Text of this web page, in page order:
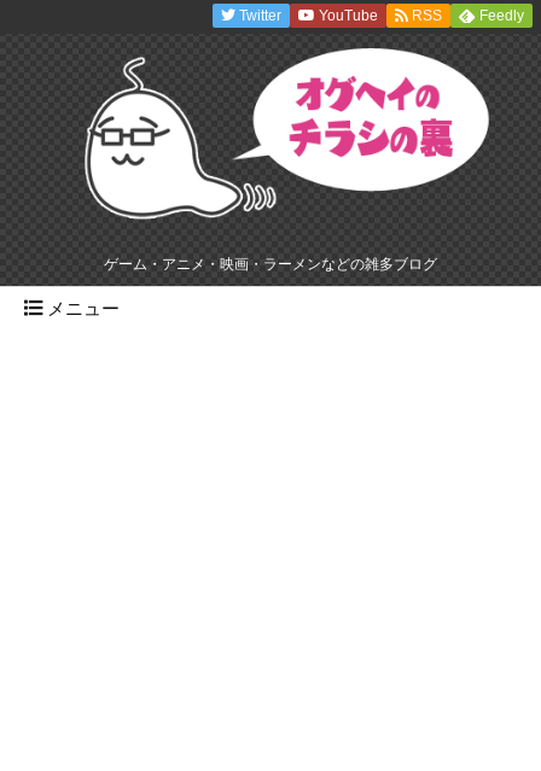
ゲーム・アニメ・映画・ラーメンなどの雑多ブログ
メニュー
Twitter YouTube RSS Feedly